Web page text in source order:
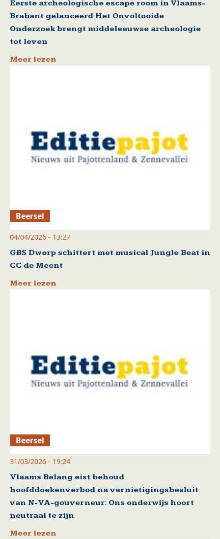
Eerste archeologische escape room in Vlaams-
Brabant gelanceerd Het Onvoltooide
Onderzoek brengt middeleeuwse archeologie
tot leven
Meer lezen
Beersel
04/04/2026 - 13:27
GBS Dworp schittert met musical Jungle Beat in
CC de Meent
Meer lezen
Beersel
31/03/2026 - 19:24
Vlaams Belang eist behoud
hoofddoekenverbod na vernietigingsbesluit
van N-VA-gouverneur: Ons onderwijs hoort
neutraal te zijn
Meer lezen